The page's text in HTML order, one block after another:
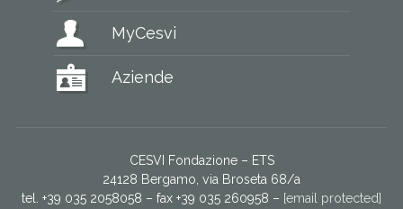
MyCesvi
Aziende
CESVI Fondazione – ETS
24128 Bergamo, via Broseta 68/a
tel. +39 035 2058058 – fax +39 035 260958 – [email protected]